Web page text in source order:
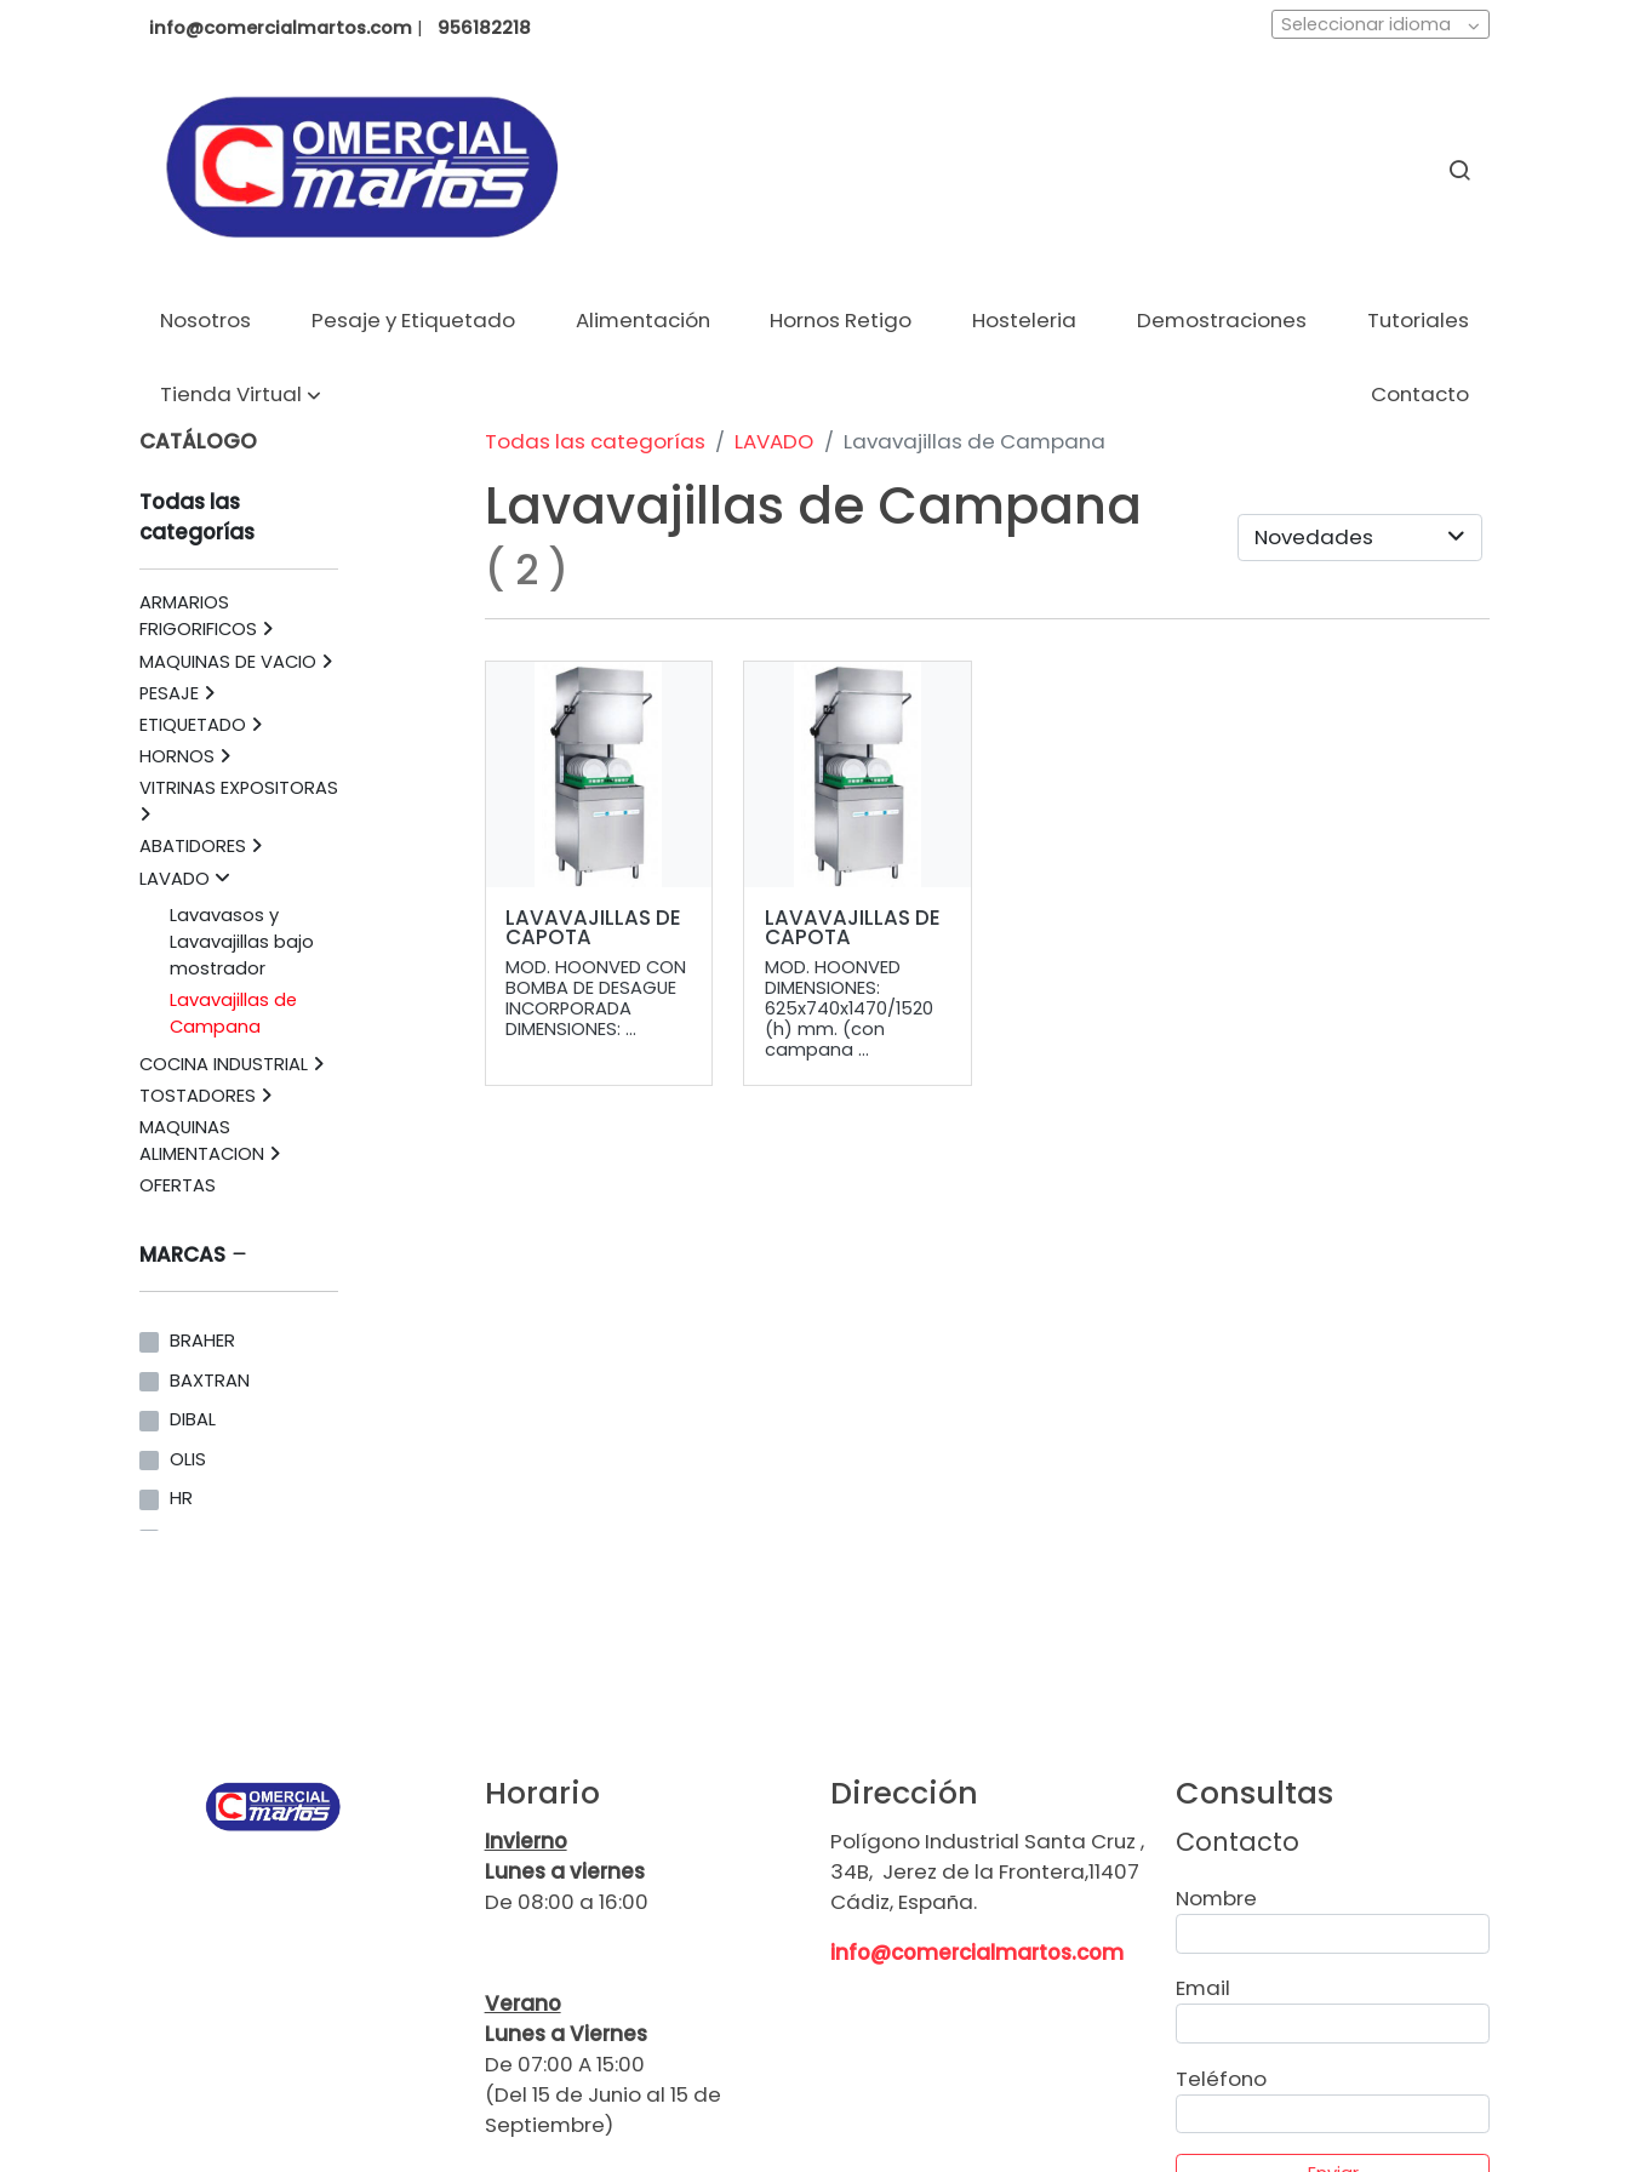
info@comercialmartos.com| 956182218 Seleccionar idioma
Nosotros Pesaje y Etiquetado Alimentación Hornos Retigo Hosteleria Demostraciones Tutoriales
Tienda Virtual
Contacto
CATÁLOGO
Todas las
categorías
ARMARIOS
FRIGORIFICOS
MAQUINAS DE VACIO
PESAJE
ETIQUETADO
HORNOS
VITRINAS EXPOSITORAS
ABATIDORES
LAVADO
Lavavasos y
Lavavajillas bajo
mostrador
Lavavajillas de
Campana
COCINA INDUSTRIAL
TOSTADORES
MAQUINAS
ALIMENTACION
OFERTAS
MARCAS
BRAHER
BAXTRAN
DIBAL
OLIS
HR
EGARVAC
Todas las categorías LAVADO Lavavajillas de Campana
Lavavajillas de Campana
( 2 )
Novedades
LAVAVAJILLAS DE
CAPOTA
MOD. HOONVED CON
BOMBA DE DESAGUE
INCORPORADA
DIMENSIONES: ...
LAVAVAJILLAS DE
CAPOTA
MOD. HOONVED
DIMENSIONES:
625x740x1470/1520
(h) mm. (con
campana ...
Horario
Invierno
Lunes a viernes
De 08:00 a 16:00
Verano
Lunes a Viernes
De 07:00 A 15:00
(Del 15 de Junio al 15 de
Septiembre)
Dirección
Polígono Industrial Santa Cruz ,
34B, Jerez de la Frontera,11407
Cádiz, España.
info@comercialmartos.com
Consultas
Contacto
Nombre
Email
Teléfono